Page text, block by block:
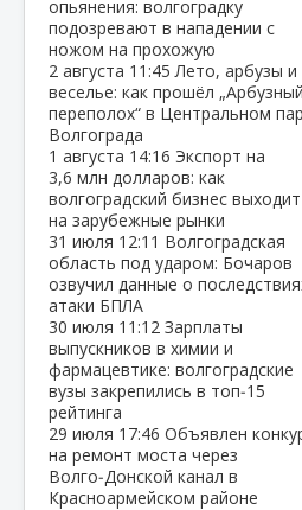
опьянения: волгоградку
подозревают в нападении с
ножом на прохожую
2 августа 11:45Лето, арбузы и
веселье: как прошёл „Арбузный
переполох“ в Центральном
Волгограда
1 августа 14:16 Экспорт на
3,6 млн долларов: как
волгоградский бизнес выходит
на зарубежные рынки
31 июля 12:11 Волгоградская
область под ударом: Бочаров
озвучил данные о
атаки БПЛА
30 июля 11:12 Зарплаты
выпускников в химии и
фармацевтике: волгоградские
вузы закрепились в топ‑15
рейтинга
29 июля 17:46 Объявлен
на ремонт моста через
Волго‑Донской канал в
Красноармейском районе